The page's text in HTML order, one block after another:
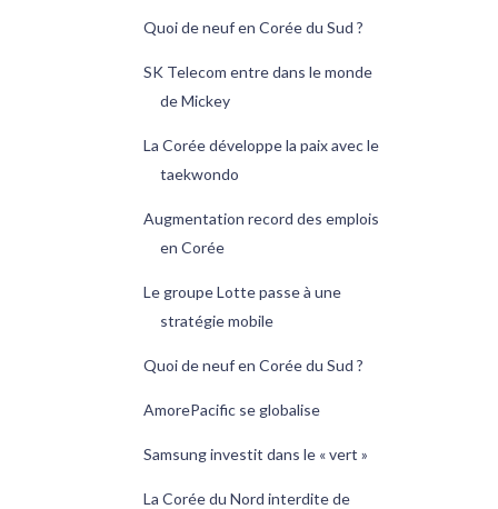
Quoi de neuf en Corée du Sud ?
SK Telecom entre dans le monde
de Mickey
La Corée développe la paix avec le
taekwondo
Augmentation record des emplois
en Corée
Le groupe Lotte passe à une
stratégie mobile
Quoi de neuf en Corée du Sud ?
AmorePacific se globalise
Samsung investit dans le « vert »
La Corée du Nord interdite de